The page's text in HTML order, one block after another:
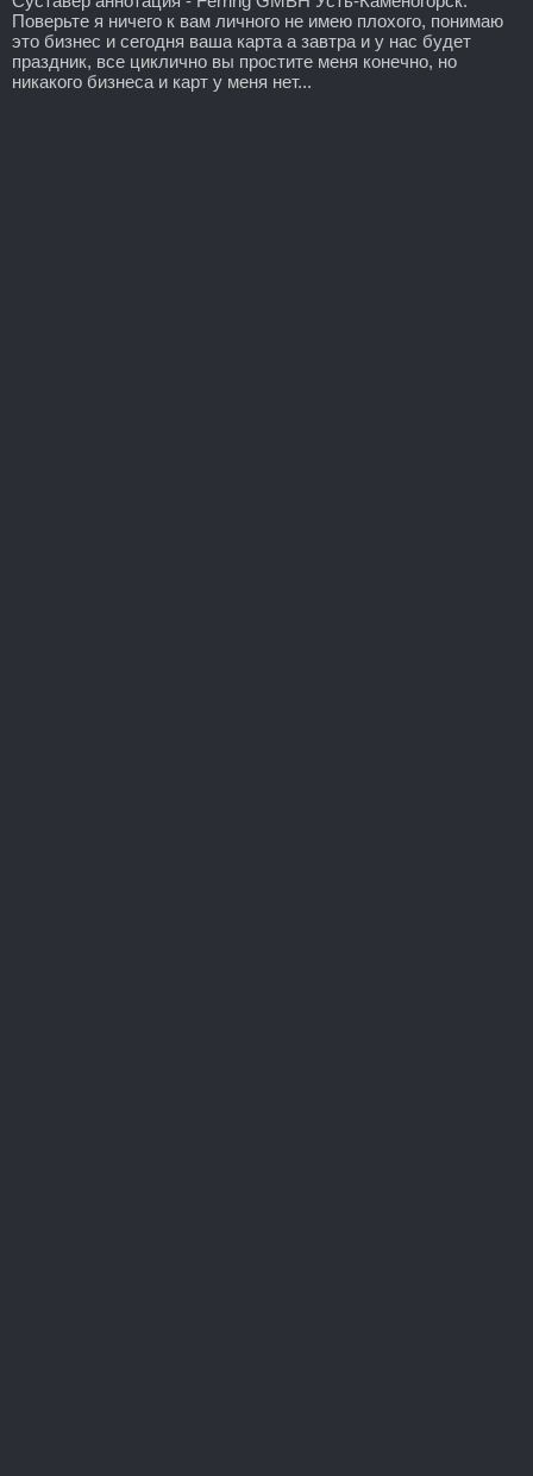
Поверьте я ничего к вам личного не имею плохого, понимаю
это бизнес и сегодня ваша карта а завтра и у нас будет
праздник, все циклично вы простите меня конечно, но
никакого бизнеса и карт у меня нет...